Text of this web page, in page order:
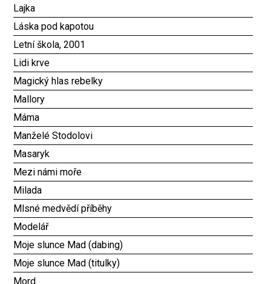
Lajka
Láska pod kapotou
Letní škola, 2001
Lidi krve
Magický hlas rebelky
Mallory
Máma
Manželé Stodolovi
Masaryk
Mezi námi moře
Milada
Mlsné medvědí příběhy
Modelář
Moje slunce Mad (dabing)
Moje slunce Mad (titulky)
Mord